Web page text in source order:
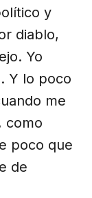
y
diablo,
Yo
Y lo poco
me
como
poco que
de